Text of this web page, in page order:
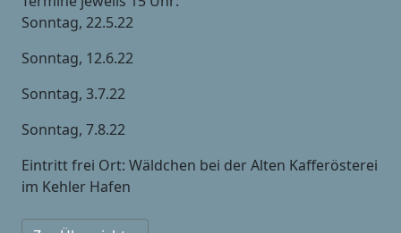
Sonntag, 22.5.22
Sonntag, 12.6.22
Sonntag, 3.7.22
Sonntag, 7.8.22
Eintritt frei Ort: Wäldchen bei der Alten Kafferösterei
im Kehler Hafen